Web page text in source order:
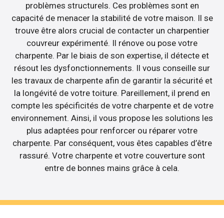
problèmes structurels. Ces problèmes sont en
capacité de menacer la stabilité de votre maison. Il se
trouve être alors crucial de contacter un charpentier
couvreur expérimenté. Il rénove ou pose votre
charpente. Par le biais de son expertise, il détecte et
résout les dysfonctionnements. Il vous conseille sur
les travaux de charpente afin de garantir la sécurité et
la longévité de votre toiture. Pareillement, il prend en
compte les spécificités de votre charpente et de votre
environnement. Ainsi, il vous propose les solutions les
plus adaptées pour renforcer ou réparer votre
charpente. Par conséquent, vous êtes capables d’être
rassuré. Votre charpente et votre couverture sont
entre de bonnes mains grâce à cela.